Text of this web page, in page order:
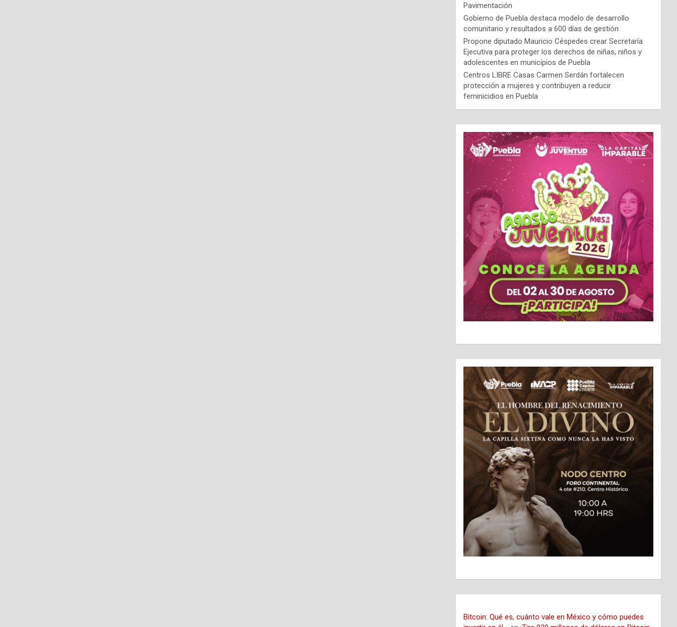
Pavimentación
Gobierno de Puebla destaca modelo de desarrollo
comunitario y resultados a 600 días de gestión
Propone diputado Mauricio Céspedes crear Secretaría
Ejecutiva para proteger los derechos de niñas, niños y
adolescentes en municipios de Puebla
Centros LIBRE Casas Carmen Serdán fortalecen
protección a mujeres y contribuyen a reducir
feminicidios en Puebla
Bitcoin: Qué es, cuánto vale en México y cómo puedes